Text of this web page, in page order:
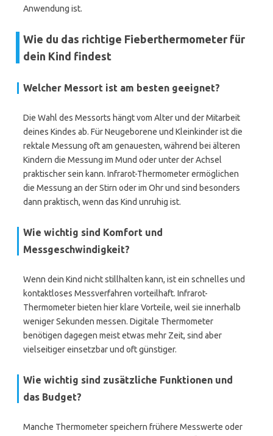
Anwendung ist.
Wie du das richtige Fieberthermometer für
dein Kind findest
Welcher Messort ist am besten geeignet?
Die Wahl des Messorts hängt vom Alter und der Mitarbeit
deines Kindes ab. Für Neugeborene und Kleinkinder ist die
rektale Messung oft am genauesten, während bei älteren
Kindern die Messung im Mund oder unter der Achsel
praktischer sein kann. Infrarot-Thermometer ermöglichen
die Messung an der Stirn oder im Ohr und sind besonders
dann praktisch, wenn das Kind unruhig ist.
Wie wichtig sind Komfort und
Messgeschwindigkeit?
Wenn dein Kind nicht stillhalten kann, ist ein schnelles und
kontaktloses Messverfahren vorteilhaft. Infrarot-
Thermometer bieten hier klare Vorteile, weil sie innerhalb
weniger Sekunden messen. Digitale Thermometer
benötigen dagegen meist etwas mehr Zeit, sind aber
vielseitiger einsetzbar und oft günstiger.
Wie wichtig sind zusätzliche Funktionen und
das Budget?
Manche Thermometer speichern frühere Messwerte oder